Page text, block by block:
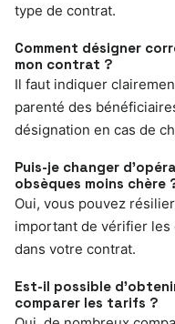
type de contrat.
Comment désigner
mon contrat ?
Il faut indiquer
parenté des
désignation en cas de
Puis-je changer
obsèques moins chère
Oui, vous pouvez
important de vérifier
dans votre contrat.
Est-il possible
comparer les tarifs ?